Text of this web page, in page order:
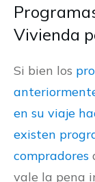
Vivienda
Si bien los
en su viaje
existen
compradores
vale la pena